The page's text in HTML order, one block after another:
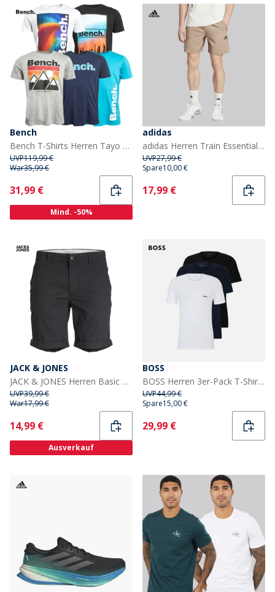
Bench
Bench T-Shirts Herren Tayo Fünfer-Pack Gemischt
UVP119,99 €
War35,99 €
Current
31,99 €
Mind. -50%
adidas
adidas Herren Train Essentials Gewebte Trainingsshorts Chalky Brown/Schwarz
UVP27,99 €
Spare10,00 €
Current
17,99 €
JACK & JONES
JACK & JONES Herren Basic Freizeit Shorts Schwarz
UVP39,99 €
War17,99 €
Current
14,99 €
Ausverkauf
BOSS
BOSS Herren 3er-Pack T-Shirts Open Miscellaneous
UVP44,99 €
Spare15,00 €
Current
29,99 €